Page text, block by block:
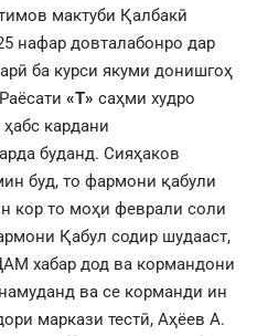
мактуби Қалбакӣ
нафар довталабонро дар
ба курси якуми донишгоҳ
«Т» саҳми худро
кардани
буданд. Сияҳаков
буд, то фармони қабули
кор то моҳи феврали соли
Қабул содир шудааст,
хабар дод ва кормандони
ва се корманди ин
маркази тестӣ, Аҳёев А.